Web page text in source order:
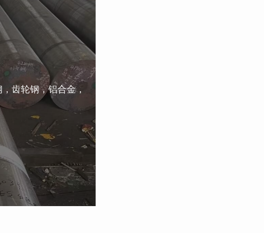
齿轮钢，铝合金，